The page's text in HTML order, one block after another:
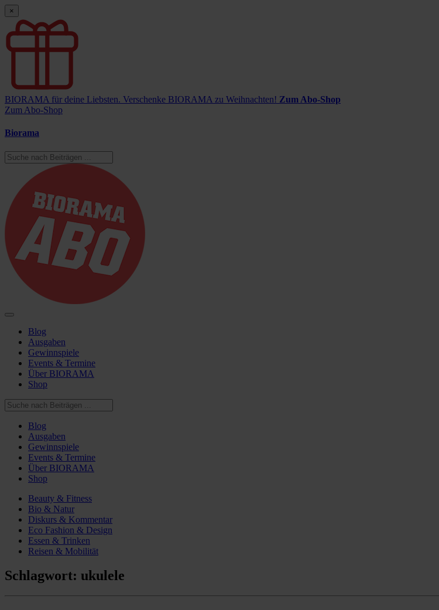
×
BIORAMA für deine Liebsten. Verschenke BIORAMA zu Weihnachten! Zum Abo-Shop
Zum Abo-Shop
Biorama
Blog
Ausgaben
Gewinnspiele
Events & Termine
Über BIORAMA
Shop
Blog
Ausgaben
Gewinnspiele
Events & Termine
Über BIORAMA
Shop
Beauty & Fitness
Bio & Natur
Diskurs & Kommentar
Eco Fashion & Design
Essen & Trinken
Reisen & Mobilität
Schlagwort: ukulele